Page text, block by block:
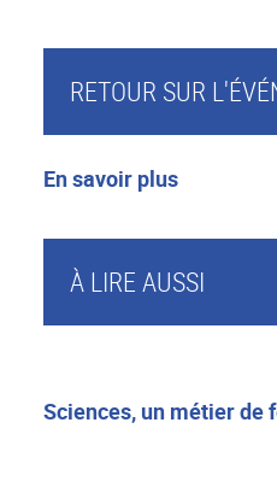
À LIRE AUSSI
Sciences, un métier de
RETOUR SUR
En savoir plus